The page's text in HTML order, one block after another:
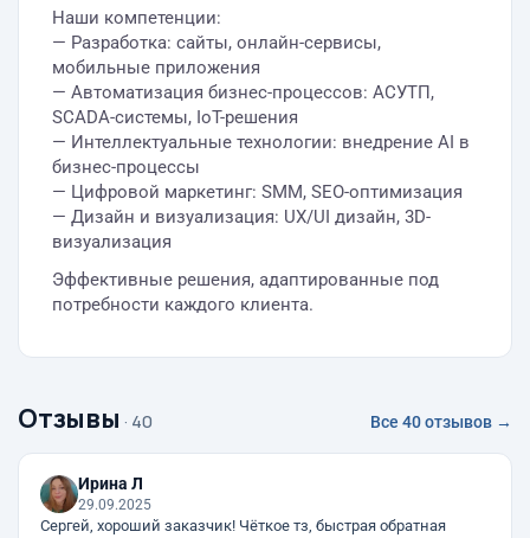
Наши компетенции:
— Разработка: сайты, онлайн-сервисы,
мобильные приложения
— Автоматизация бизнес-процессов: АСУТП,
SCADA-системы, IoT-решения
— Интеллектуальные технологии: внедрение AI в
бизнес-процессы
— Цифровой маркетинг: SMM, SEO-оптимизация
— Дизайн и визуализация: UX/UI дизайн, 3D-
визуализация
Эффективные решения, адаптированные под
потребности каждого клиента.
Отзывы · 40 Все 40 отзывов →
Ирина Л
29.09.2025
Сергей, хороший заказчик! Чёткое тз, быстрая обратная